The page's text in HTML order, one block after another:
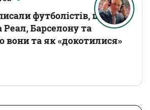
футболістів, що
Реал, Барселону та
вони та як «докотилися»